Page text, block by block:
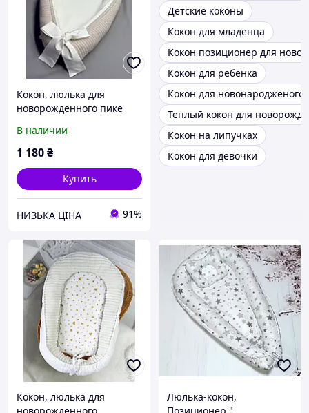
Кокон, люлька для
новорожденного пике
В наличии
1 180₴
Купить
НИЗЬКА ЦІНА 91%
Детские коконы
Кокон для младенца
Кокон позиционер для
Кокон для ребенка
Кокон для новонародженого
Теплый кокон для
Кокон на липучках
Кокон для девочки
Кокон, люлька для
Люлька-кокон,